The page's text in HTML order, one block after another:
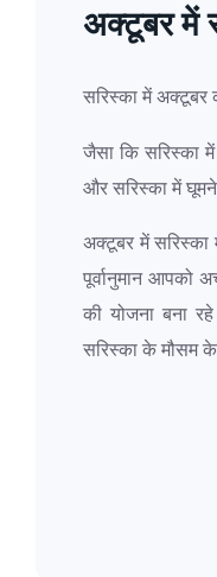
अक्टूबर में
सरिस्का में अक्टूबर
जैसा कि सरिस्का
और सरिस्का में
अक्टूबर में सरिस्का
पूर्वानुमान आपको
की योजना बना
सरिस्का के मौसम के